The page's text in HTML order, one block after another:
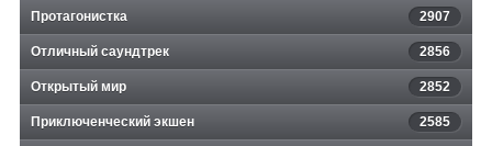
Протагонистка 2907
Отличный саундтрек 2856
Открытый мир 2852
Приключенческий экшен 2585